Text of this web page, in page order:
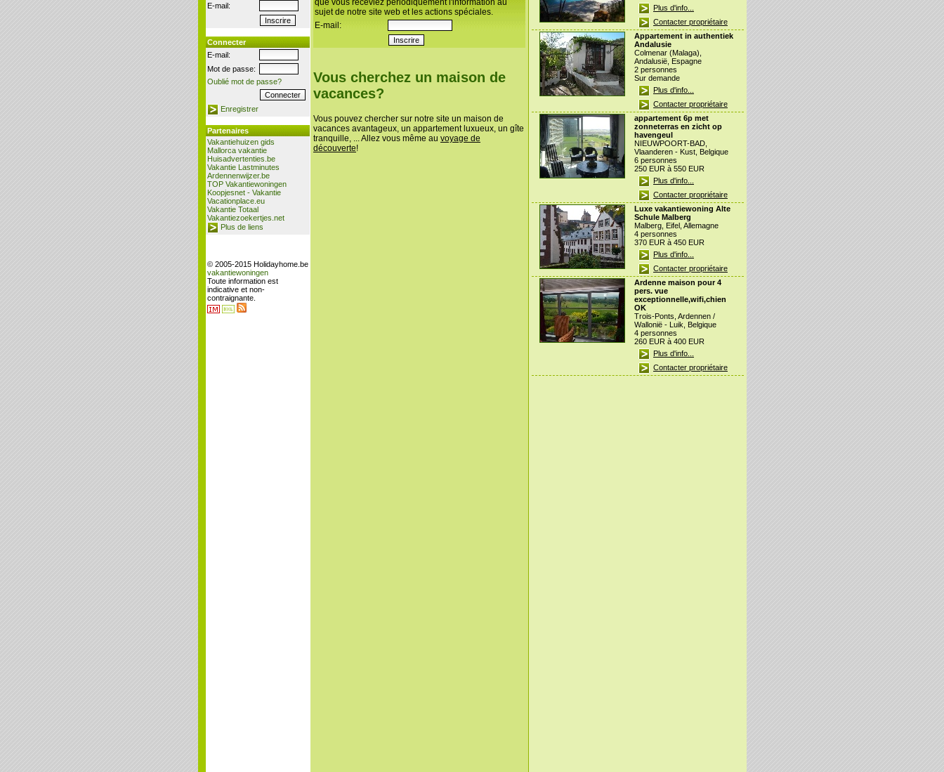
E-mail:
Connecter
E-mail:
Mot de passe:
Oublié mot de passe?
Enregistrer
Partenaires
Vakantiehuizen gids
Mallorca vakantie
Huisadvertenties.be
Vakantie Lastminutes
Ardennenwijzer.be
TOP Vakantiewoningen
Koopjesnet - Vakantie
Vacationplace.eu
Vakantie Totaal
Vakantiezoekertjes.net
Plus de liens
© 2005-2015 Holidayhome.be
vakantiewoningen
Toute information est
indicative et non-
contraignante.
que vous receviez périodiquement l'information au
sujet de notre site web et les actions spéciales.
E-mail:
Vous cherchez un maison de
vacances?
Vous pouvez chercher sur notre site un maison de
vacances avantageux, un appartement luxueux, un gîte
tranquille, ... Allez vous même au voyage de
découverte!
Plus d'info...
Contacter propriétaire
Appartement in authentiek
Andalusie
Colmenar (Malaga),
Andalusië, Espagne
2 personnes
Sur demande
Plus d'info...
Contacter propriétaire
appartement 6p met
zonneterras en zicht op
havengeul
NIEUWPOORT-BAD,
Vlaanderen - Kust, Belgique
6 personnes
250 EUR à 550 EUR
Plus d'info...
Contacter propriétaire
Luxe vakantiewoning Alte
Schule Malberg
Malberg, Eifel, Allemagne
4 personnes
370 EUR à 450 EUR
Plus d'info...
Contacter propriétaire
Ardenne maison pour 4
pers. vue
exceptionnelle,wifi,chien
OK
Trois-Ponts, Ardennen /
Wallonië - Luik, Belgique
4 personnes
260 EUR à 400 EUR
Plus d'info...
Contacter propriétaire